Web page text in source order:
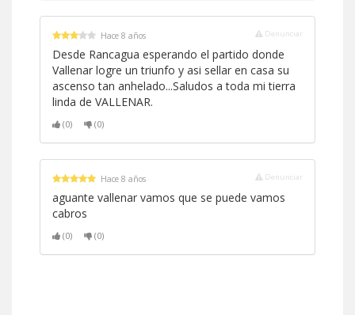
Hace 8 años Denunciar
Desde Rancagua esperando el partido donde
Vallenar logre un triunfo y asi sellar en casa su
ascenso tan anhelado...Saludos a toda mi tierra
linda de VALLENAR.
(0) (0)
Hace 8 años Denunciar
aguante vallenar vamos que se puede vamos
cabros
(0) (0)